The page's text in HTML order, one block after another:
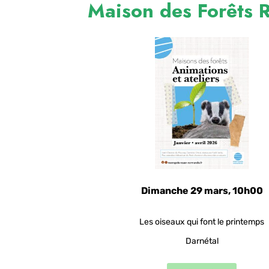
Maison des Forêts
Dimanche 29 mars, 10h00
Les oiseaux qui font le printemps
Darnétal